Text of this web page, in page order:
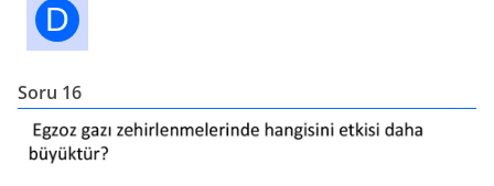
D
Soru 16